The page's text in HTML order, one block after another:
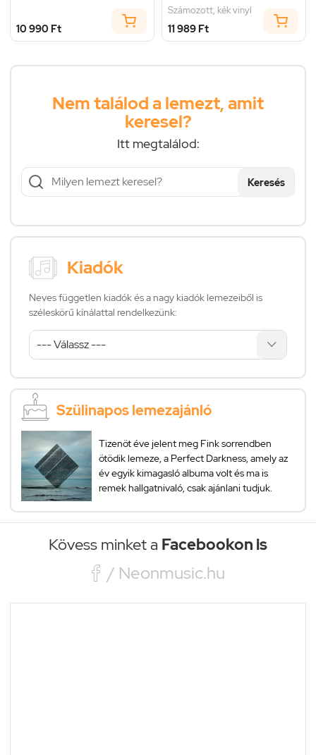
10 990 Ft
Számozott, kék vinyl
11 989 Ft
Nem találod a lemezt, amit
keresel?
Itt megtalálod:
Keresés
Kiadók
Neves független kiadók és a nagy kiadók lemezeiből is
széleskörű kínálattal rendelkezünk:
Szülinapos lemezajánló
Tizenöt éve jelent meg Fink sorrendben
ötödik lemeze, a Perfect Darkness, amely az
év egyik kimagasló albuma volt és ma is
remek hallgatnivaló, csak ajánlani tudjuk.
Kövess minket a Facebookon is
 / Neonmusic.hu